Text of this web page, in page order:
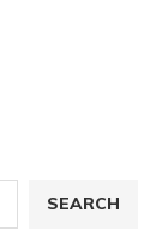
SEARCH